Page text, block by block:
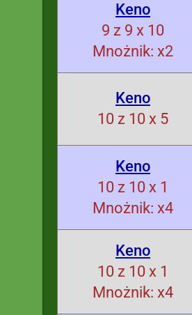
Keno
9 z 9 x 10
Mnożnik: x2
Keno
10 z 10 x 5
Keno
10 z 10 x 1
Mnożnik: x4
Keno
10 z 10 x 1
Mnożnik: x4